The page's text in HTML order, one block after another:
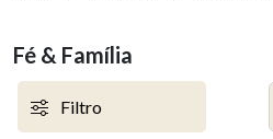
Fé & Família
Filtro